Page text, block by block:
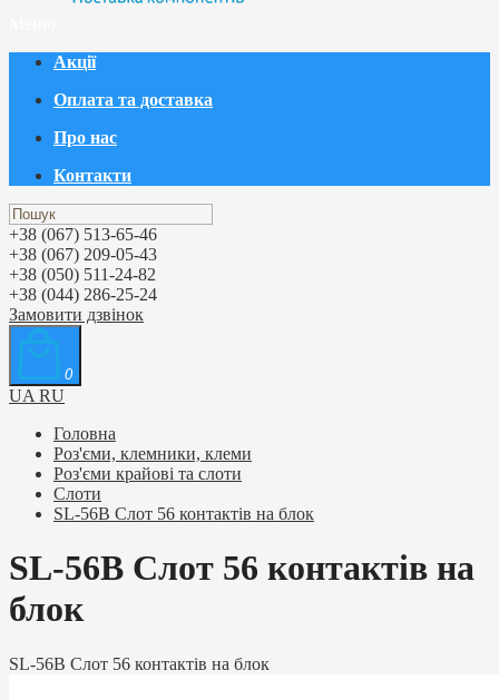
Акції
Оплата та доставка
Про нас
Контакти
+38 (067) 513-65-46
+38 (067) 209-05-43
+38 (050) 511-24-82
+38 (044) 286-25-24
Замовити дзвінок
0
UA RU
Головна
Роз'єми, клемники, клеми
Роз'єми крайові та слоти
Слоти
SL-56B Слот 56 контактів на блок
SL-56B Слот 56 контактів на
блок
SL-56B Слот 56 контактів на блок